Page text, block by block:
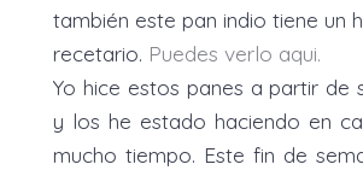
también este pan indio tiene un
recetario. Puedes verlo aqui.
Yo hice estos panes a partir de
y los he estado haciendo en
mucho tiempo. Este fin de